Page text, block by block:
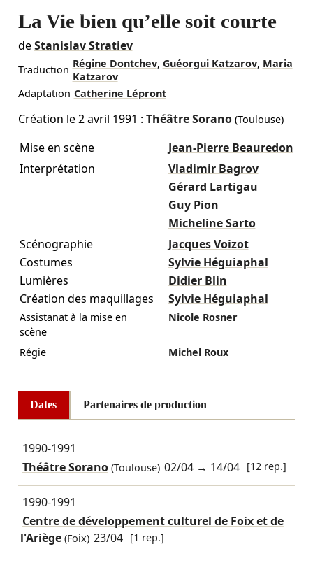
La Vie bien qu’elle soit courte
deStanislav Stratiev
Traduction Régine Dontchev, Guéorgui Katzarov, Maria
Katzarov
Adaptation Catherine Lépront
Création le2 avril 1991 : Théâtre Sorano(Toulouse)
Mise en scène
Jean-Pierre Beauredon
Interprétation
Vladimir Bagrov
Gérard Lartigau
Guy Pion
Micheline Sarto
Scénographie
Jacques Voizot
Costumes
Sylvie Héguiaphal
Lumières
Didier Blin
Création des maquillages
Sylvie Héguiaphal
Assistanat à la mise en
scène
Nicole Rosner
Régie Michel Roux
Dates Partenaires de production
1990-1991
Théâtre Sorano(Toulouse) 02/04 → 14/04 [12 rep.]
1990-1991
Centre de développement culturel de Foix et de
l'Ariège(Foix) 23/04 [1 rep.]